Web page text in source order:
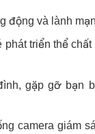
động và lành
triển thể
gặp gỡ bạn
camera giám